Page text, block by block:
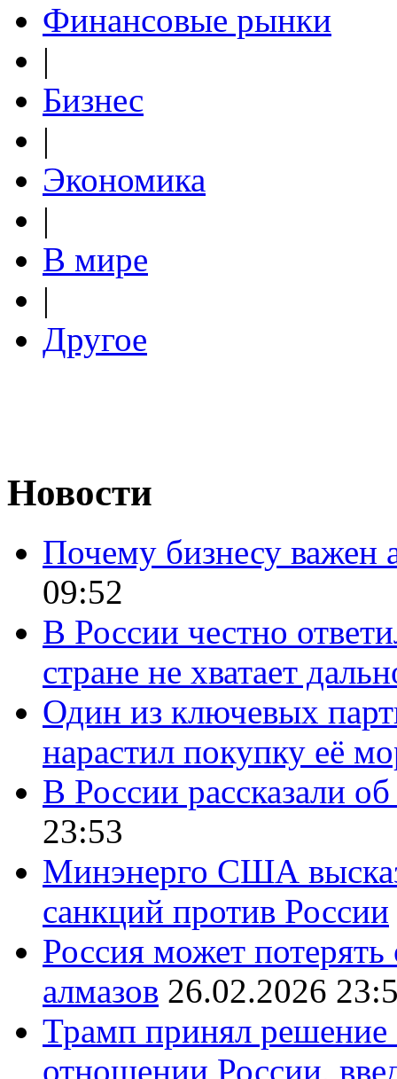
Финансовые рынки
|
Бизнес
|
Экономика
|
В мире
|
Другое
Новости
Почему бизнесу важен
09:52
В России честно
стране не хватает
Один из ключевых
нарастил покупку её
В России рассказали
23:53
Минэнерго США
санкций против России
Россия может
алмазов 26.02.2026
Трамп принял решение
отношении России,